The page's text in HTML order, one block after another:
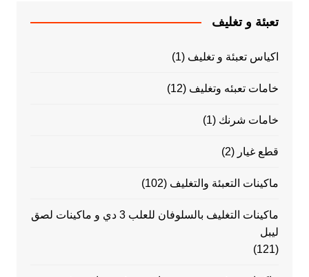
تعبئة و تغليف
اكياس تعبئة و تغليف (1)
خامات تعبئه وتغليف (12)
خامات شرنك (1)
قطع غيار (2)
ماكينات التعبئة والتغليف (102)
ماكينات التغليف بالسلوفان للعلب 3 دي و ماكينات لصق
ليبل
(121)